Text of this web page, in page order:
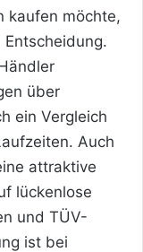
kaufen möchte,
über
ein Vergleich
Auch
attraktive
lückenlose
und TÜV-
ist bei